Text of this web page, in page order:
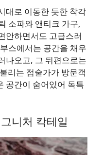
대로 이동한 듯한 착각
소파와 앤티크 가구,
안하면서도 고급스러
스에서는 공간을 채우
나오고, 그 뒤편으로는
리는 점술가가 방문객
공간이 숨어있어 독특
니처 칵테일